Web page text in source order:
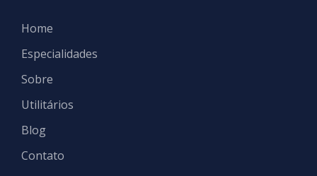
Home
Especialidades
Sobre
Utilitários
Blog
Contato